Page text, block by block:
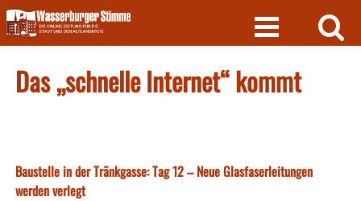
Skip
to
content
Das „schnelle Internet“ kommt
Baustelle in der Tränkgasse: Tag 12 – Neue Glasfaserleitungen
werden verlegt